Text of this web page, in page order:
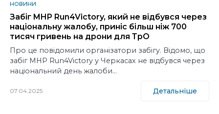
НОВИНИ
Забіг MHP Run4Victory, який не відбувся через
національну жалобу, приніс більш ніж 700
тисяч гривень на дрони для ТрО
Про це повідомили організатори забігу. Відомо, що
забіг MHP Run4Victory у Черкасах не відбувся через
національний день жалоби…
07.04.2025 Детальніше